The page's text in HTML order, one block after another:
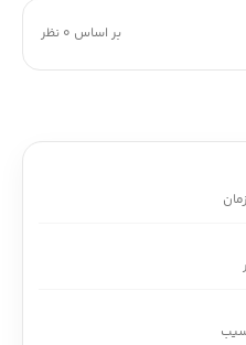
بر اساس 0 نظر